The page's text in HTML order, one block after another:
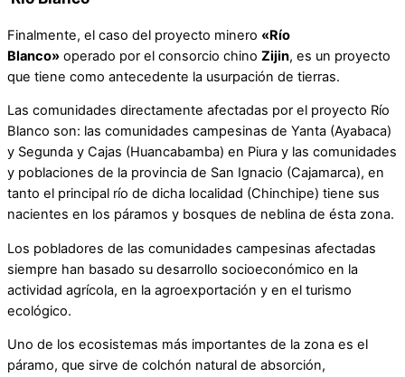
Finalmente, el caso del proyecto minero «Río
Blanco» operado por el consorcio chino Zijin, es un proyecto
que tiene como antecedente la usurpación de tierras.
Las comunidades directamente afectadas por el proyecto Río
Blanco son: las comunidades campesinas de Yanta (Ayabaca)
y Segunda y Cajas (Huancabamba) en Piura y las comunidades
y poblaciones de la provincia de San Ignacio (Cajamarca), en
tanto el principal río de dicha localidad (Chinchipe) tiene sus
nacientes en los páramos y bosques de neblina de ésta zona.
Los pobladores de las comunidades campesinas afectadas
siempre han basado su desarrollo socioeconómico en la
actividad agrícola, en la agroexportación y en el turismo
ecológico.
Uno de los ecosistemas más importantes de la zona es el
páramo, que sirve de colchón natural de absorción,